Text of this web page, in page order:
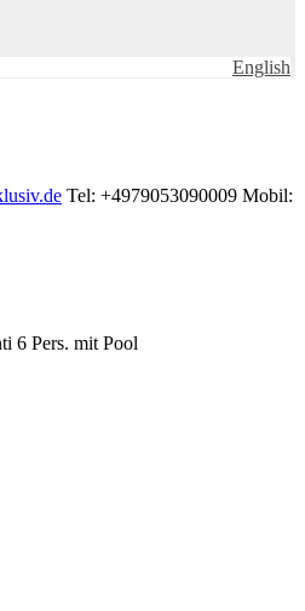
English
Tel: +4979053090009 Mobil:
6 Pers. mit Pool